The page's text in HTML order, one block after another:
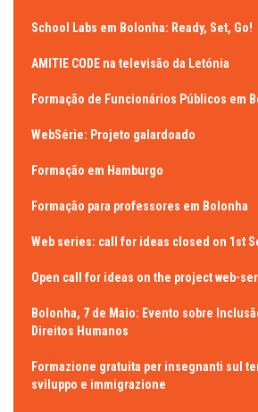
School Labs em Bolonha: Ready, Set, Go!
AMITIE CODE na televisão da Letónia
Formação de Funcionários Públicos em
WebSérie: Projeto galardoado
Formação em Hamburgo
Formação para professores em Bolonha
Web series: call for ideas closed on 1st
Open call for ideas on the project web-
Bolonha, 7 de Maio: Evento sobre
Direitos Humanos
Formazione gratuita per insegnanti sul
sviluppo e immigrazione